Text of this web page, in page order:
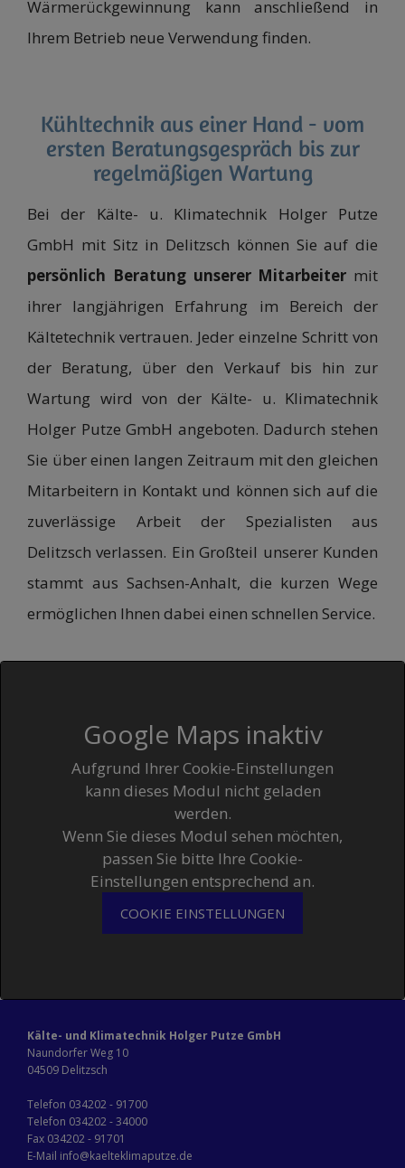
Wärmerückgewinnung kann anschließend in
Ihrem Betrieb neue Verwendung finden.
Kühltechnik aus einer Hand - vom
ersten Beratungsgespräch bis zur
regelmäßigen Wartung
Bei der Kälte- u. Klimatechnik Holger Putze
GmbH mit Sitz in Delitzsch können Sie auf die
persönlich Beratung unserer Mitarbeiter mit
ihrer langjährigen Erfahrung im Bereich der
Kältetechnik vertrauen. Jeder einzelne Schritt von
der Beratung, über den Verkauf bis hin zur
Wartung wird von der Kälte- u. Klimatechnik
Holger Putze GmbH angeboten. Dadurch stehen
Sie über einen langen Zeitraum mit den gleichen
Mitarbeitern in Kontakt und können sich auf die
zuverlässige Arbeit der Spezialisten aus
Delitzsch verlassen. Ein Großteil unserer Kunden
stammt aus Sachsen-Anhalt, die kurzen Wege
ermöglichen Ihnen dabei einen schnellen Service.
Google Maps inaktiv
Aufgrund Ihrer Cookie-Einstellungen
kann dieses Modul nicht geladen
werden.
Wenn Sie dieses Modul sehen möchten,
passen Sie bitte Ihre Cookie-
Einstellungen entsprechend an.
COOKIE EINSTELLUNGEN
Kälte- und Klimatechnik Holger Putze GmbH
Naundorfer Weg 10
04509 Delitzsch
Telefon 034202 - 91700
Telefon 034202 - 34000
Fax 034202 - 91701
E-Mail info@kaelteklimaputze.de